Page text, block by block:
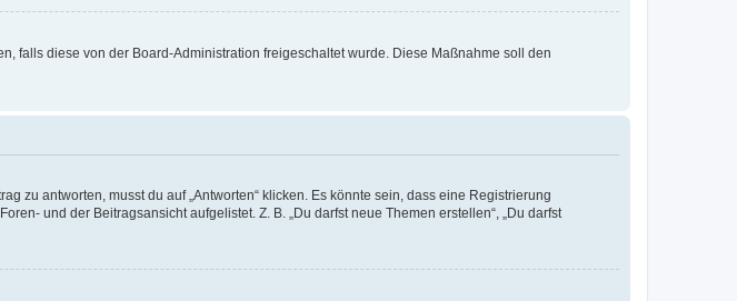
falls diese von der Board-Administration freigeschaltet wurde. Diese Maßnahme soll den
zu antworten, musst du auf „Antworten“ klicken. Es könnte sein, dass eine Registrierung
und der Beitragsansicht aufgelistet. Z. B. „Du darfst neue Themen erstellen“, „Du darfst